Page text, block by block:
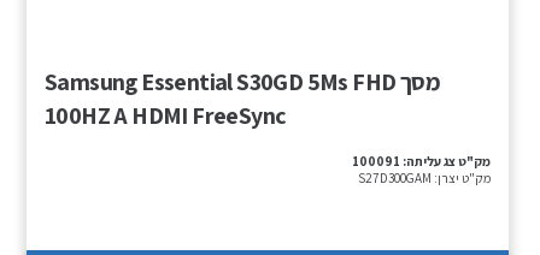
מסך Samsung Essential S30GD 5Ms FHD
100HZ A HDMI FreeSync
מק"ט צג עליתה: 100091
מק"ט יצרן: S27D300GAM